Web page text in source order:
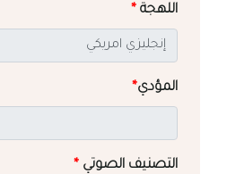
اللهجة *
المؤدي*
التصنيف الصوتي *